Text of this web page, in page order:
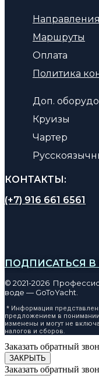
Направления
Маршруты
Оплата
Политика
Доп.
Круизы
Чартер
КОНТАКТЫ:
(+7) 916 661 6561
ПОДПИСАТЬСЯ В
© 2021-2026
воде — GoToYacht.
* Информация
предложением в
изменены и могут не
налогов и сборов.
Заказать обратный
ЗАКРЫТЬ
Заказать обратный